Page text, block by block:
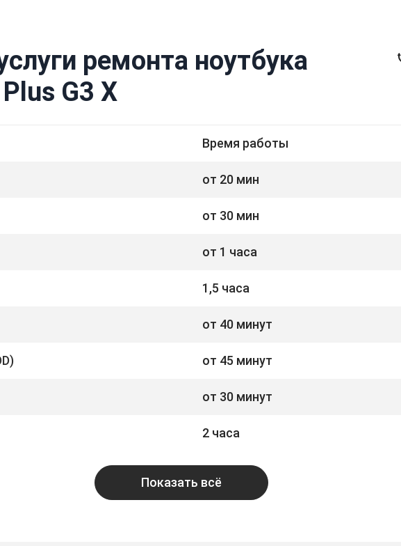
ремонта ноутбука
G3 X
Время работы
от 20 мин
от 30 мин
от 1 часа
1,5 часа
от 40 минут
от 45 минут
от 30 минут
2 часа
Показать всё